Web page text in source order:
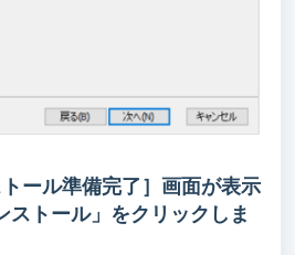
ール準備完了］画面が表示
ストール」をクリックしま